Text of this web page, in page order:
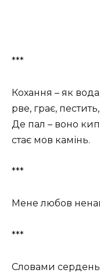
***
Кохання – як
рве, грає,
Де пал – воно
стає мов камінь.
***
Мене любов
***
Словами